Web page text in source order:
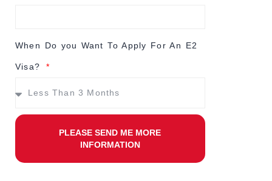
When Do you Want To Apply For An E2
Visa?
PLEASE SEND ME MORE
INFORMATION